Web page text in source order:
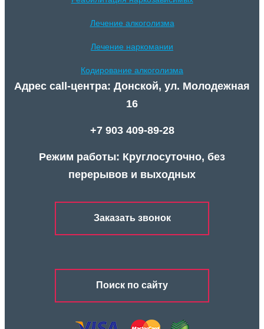
Лечение алкоголизма
Лечение наркомании
Кодирование алкоголизма
Адрес call-центра: Донской, ул. Молодежная
16
+7 903 409-89-28
Режим работы: Круглосуточно, без
перерывов и выходных
Заказать звонок
Поиск по сайту